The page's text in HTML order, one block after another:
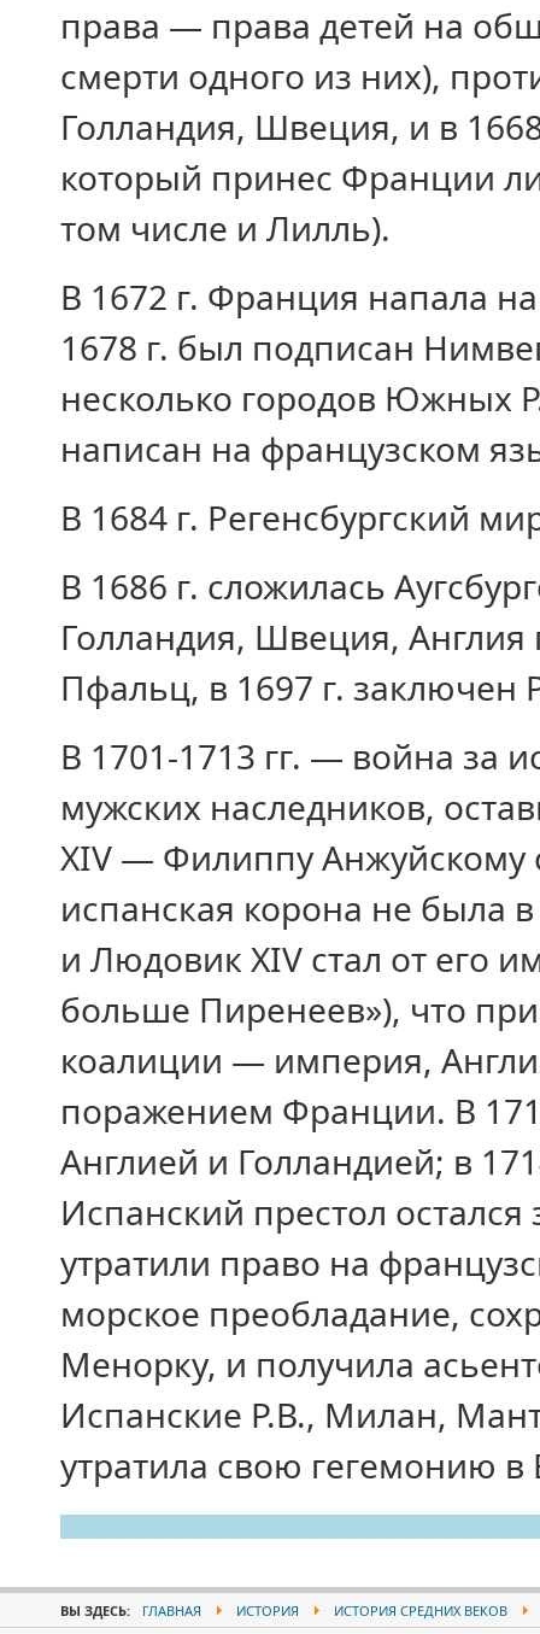
права — права детей на
смерти одного из них),
Голландия, Швеция, и в
который принес Франции
том числе и Лилль).
В 1672 г. Франция напала
1678 г. был подписан
несколько городов Южных
написан на французском
В 1684 г. Регенсбургский
В 1686 г. сложилась
Голландия, Швеция,
Пфальц, в 1697 г. заключен
В 1701-1713 гг. — война за
мужских наследников,
XIV — Филиппу Анжуйскому
испанская корона не была
и Людовик XIV стал от его
больше Пиренеев»), что
коалиции — империя,
поражением Франции. В
Англией и Голландией; в
Испанский престол
утратили право на
морское преобладание,
Менорку, и получила
Испанские Р.В., Милан,
утратила свою гегемонию в
ВЫ ЗДЕСЬ: ГЛАВНАЯ ИСТОРИЯ ИСТОРИЯ СРЕДНИХ ВЕКОВ